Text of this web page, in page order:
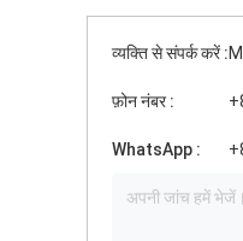
व्यक्ति से संपर्क करें :
फ़ोन नंबर :
WhatsApp :